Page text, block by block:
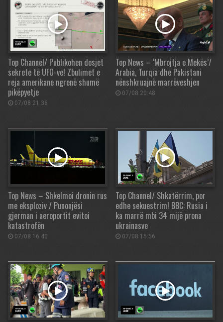
Top Channel/ Publikohen dosjet
sekrete të UFO-ve! Zbulimet e
reja amerikane ngrenë shumë
pikëpyetje
07/08 21:36
Top News – ‘Mbrojtja e Mekës’/
Arabia, Turqia dhe Pakistani
nënshkruajnë marrëveshjen
07/08 20:48
Top News – Shkelmoi dronin rus
me eksploziv / Punonjësi
gjerman i aeroportit evitoi
katastrofën
07/08 16:40
Top Channel/ Shkatërrim, por
edhe sekuestrim! BBC: Rusia i
ka marrë mbi 34 mijë prona
ukrainasve
07/08 15:56